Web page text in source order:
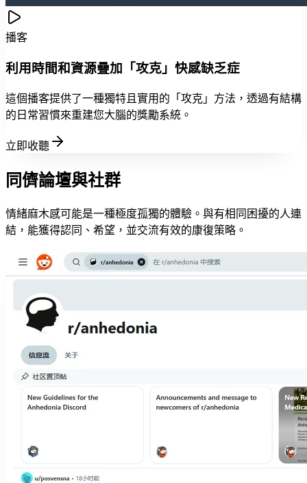
播客
利用時間和資源疊加「攻克」快感缺乏症
這個播客提供了一種獨特且實用的「攻克」方法，透過有結構
的日常習慣來重建您大腦的獎勵系統。
立即收聽
同儕論壇與社群
情緒麻木感可能是一種極度孤獨的體驗。與有相同困擾的人連
結，能獲得認同、希望，並交流有效的康復策略。